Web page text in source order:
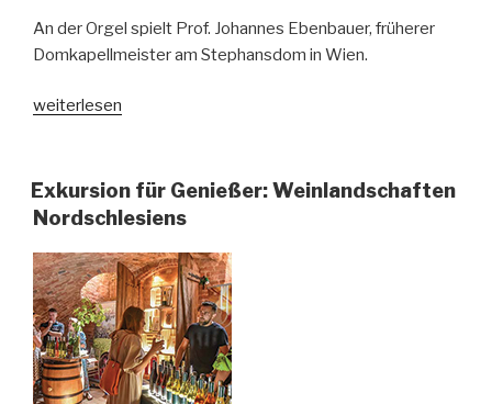
An der Orgel spielt Prof. Johannes Ebenbauer, früherer
Domkapellmeister am Stephansdom in Wien.
„Konzert
Wilhelmine
von
weiterlesen
Exkursion für Genießer: Weinlandschaften
Nordschlesiens